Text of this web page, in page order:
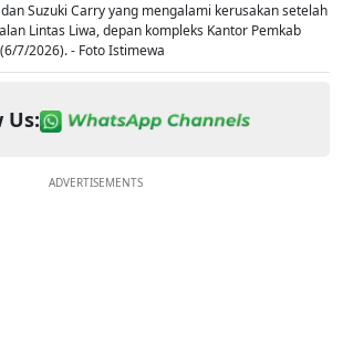
Suzuki Carry yang mengalami kerusakan setelah
Lintas Liwa, depan kompleks Kantor Pemkab
7/2026). - Foto Istimewa
Us:
ADVERTISEMENTS